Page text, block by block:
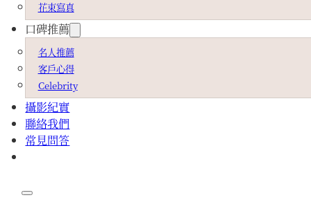
花束寫真
口碑推薦
名人推薦
客戶心得
Celebrity
攝影紀實
聯絡我們
常見問答